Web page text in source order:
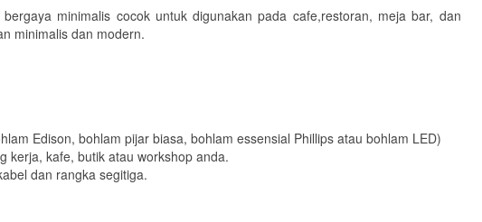
minimalis cocok untuk digunakan pada cafe,restoran, meja bar, dan
minimalis dan modern.
Edison, bohlam pijar biasa, bohlam essensial Phillips atau bohlam LED)
kerja, kafe, butik atau workshop anda.
dan rangka segitiga.